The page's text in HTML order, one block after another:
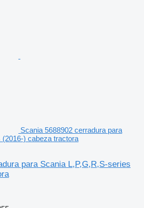
Scania 5688902 cerradura para
) cabeza tractora
para Scania L,P,G,R,S-series